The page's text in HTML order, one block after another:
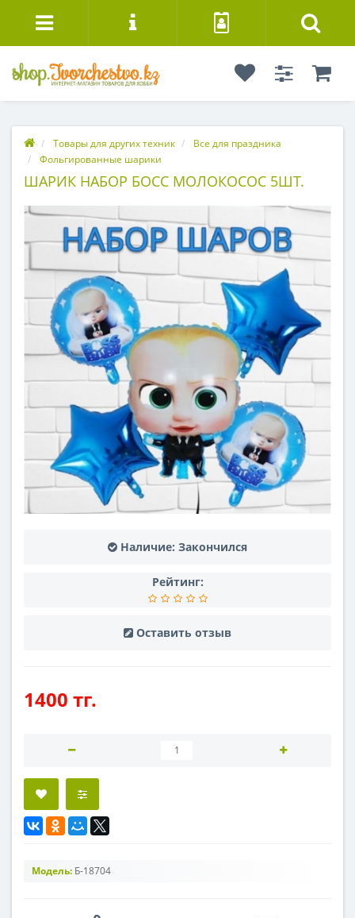
Товары для других техник
Все для праздника
Фольгированные шарики
ШАРИК НАБОР БОСС МОЛОКОСОС 5ШТ.
Наличие: Закончился
Рейтинг:
Оставить отзыв
1400 тг.
Модель: Б-18704